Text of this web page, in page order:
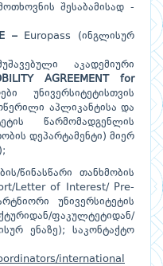
შესაბამისად -
–Europass (ინგლისურ
აკადემიური
AGREEMENT for
უნივერსიტეტისთვის
აპლიკანტისა და
წარმომადგენლის
დეპარტამენტი) მიერ
წინასწარი თანხმობის
Letter of Interest/ Pre-
უნივერსიტეტის
ფაკულტეტიდან/
ენაზე); საკონტაქტო
international